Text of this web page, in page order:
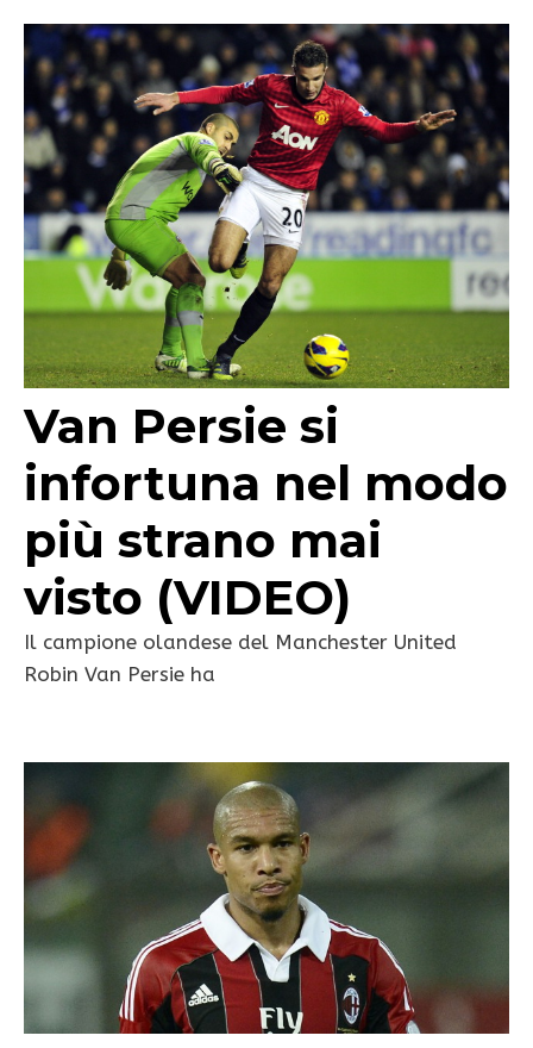
Van Persie si
infortuna nel modo
più strano mai
visto (VIDEO)
Il campione olandese del Manchester United
Robin Van Persie ha